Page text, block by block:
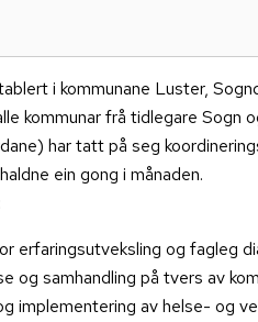
i kommunane Luster,
kommunar frå tidlegare Sogn
har tatt på seg
ein gong i månaden.
erfaringsutveksling og fagleg
og samhandling på tvers av
implementering av helse- og